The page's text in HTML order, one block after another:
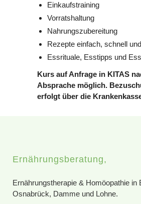
Einkaufstraining
Vorratshaltung
Nahrungszubereitung
Rezepte einfach, schnell
Essrituale, Esstipps und
Kurs auf Anfrage in KITAS
Absprache möglich.
erfolgt über die
Ernährungsberatung,
Ernährungstherapie & Homöopathie in
Osnabrück, Damme und Lohne.